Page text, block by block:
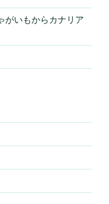
がいもからカナリア